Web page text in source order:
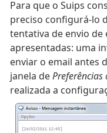
Para que o Suips
preciso configurá-lo
tentativa de envio de
apresentadas: uma
enviar o email antes
janela de
realizada a